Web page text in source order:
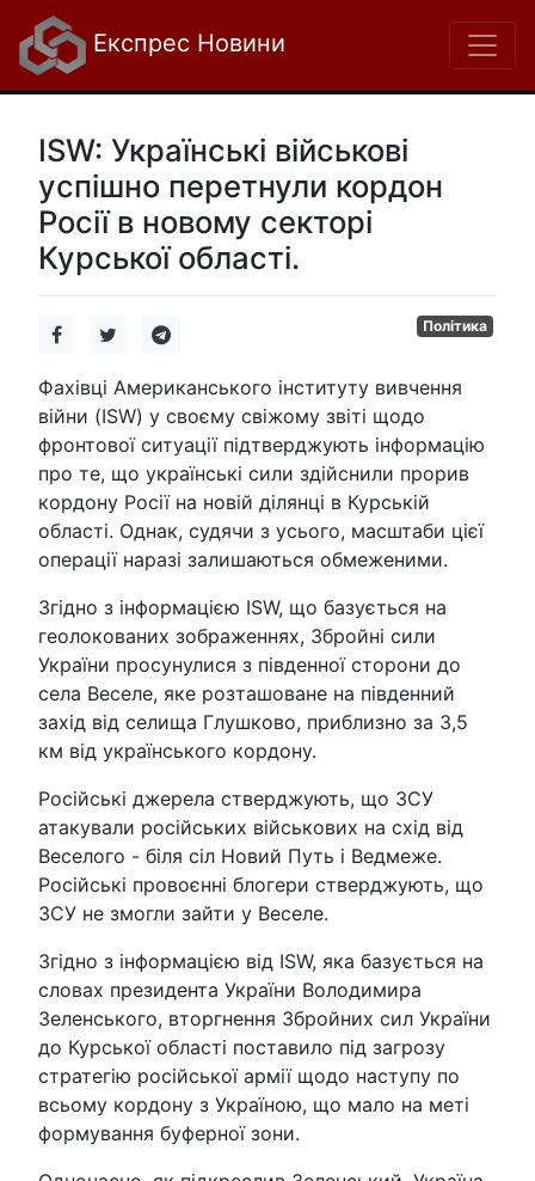
Експрес Новини
ІSW: Українські військові
успішно перетнули кордон
Росії в новому секторі
Курської області.
Політика
Фахівці Американського інституту вивчення
війни (ISW) у своєму свіжому звіті щодо
фронтової ситуації підтверджують інформацію
про те, що українські сили здійснили прорив
кордону Росії на новій ділянці в Курській
області. Однак, судячи з усього, масштаби цієї
операції наразі залишаються обмеженими.
Згідно з інформацією ISW, що базується на
геолокованих зображеннях, Збройні сили
України просунулися з південної сторони до
села Веселе, яке розташоване на південний
захід від селища Глушково, приблизно за 3,5
км від українського кордону.
Російські джерела стверджують, що ЗСУ
атакували російських військових на схід від
Веселого - біля сіл Новий Путь і Ведмеже.
Російські провоєнні блогери стверджують, що
ЗСУ не змогли зайти у Веселе.
Згідно з інформацією від ISW, яка базується на
словах президента України Володимира
Зеленського, вторгнення Збройних сил України
до Курської області поставило під загрозу
стратегію російської армії щодо наступу по
всьому кордону з Україною, що мало на меті
формування буферної зони.